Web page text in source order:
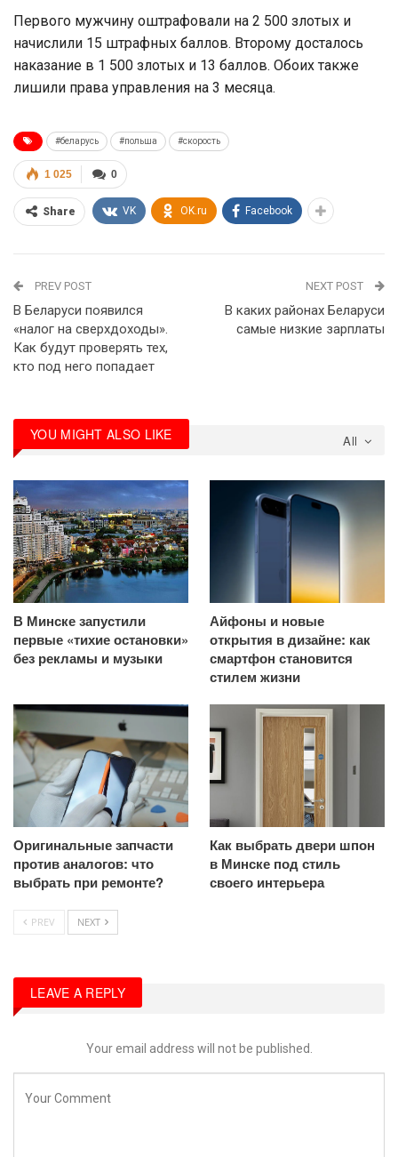
Первого мужчину оштрафовали на 2 500 злотых и
начислили 15 штрафных баллов. Второму досталось
наказание в 1 500 злотых и 13 баллов. Обоих также
лишили права управления на 3 месяца.
#беларусь #польша #скорость
0
1 025
Share VK OK.ru Facebook
PREV POST
В Беларуси появился
«налог на сверхдоходы».
Как будут проверять тех,
кто под него попадает
NEXT POST
В каких районах Беларуси
самые низкие зарплаты
All
YOU MIGHT ALSO LIKE
В Минске запустили
первые «тихие остановки»
без рекламы и музыки
Айфоны и новые
открытия в дизайне: как
смартфон становится
стилем жизни
Оригинальные запчасти
против аналогов: что
выбрать при ремонте?
Как выбрать двери шпон
в Минске под стиль
своего интерьера
PREV NEXT
LEAVE A REPLY
Your email address will not be published.